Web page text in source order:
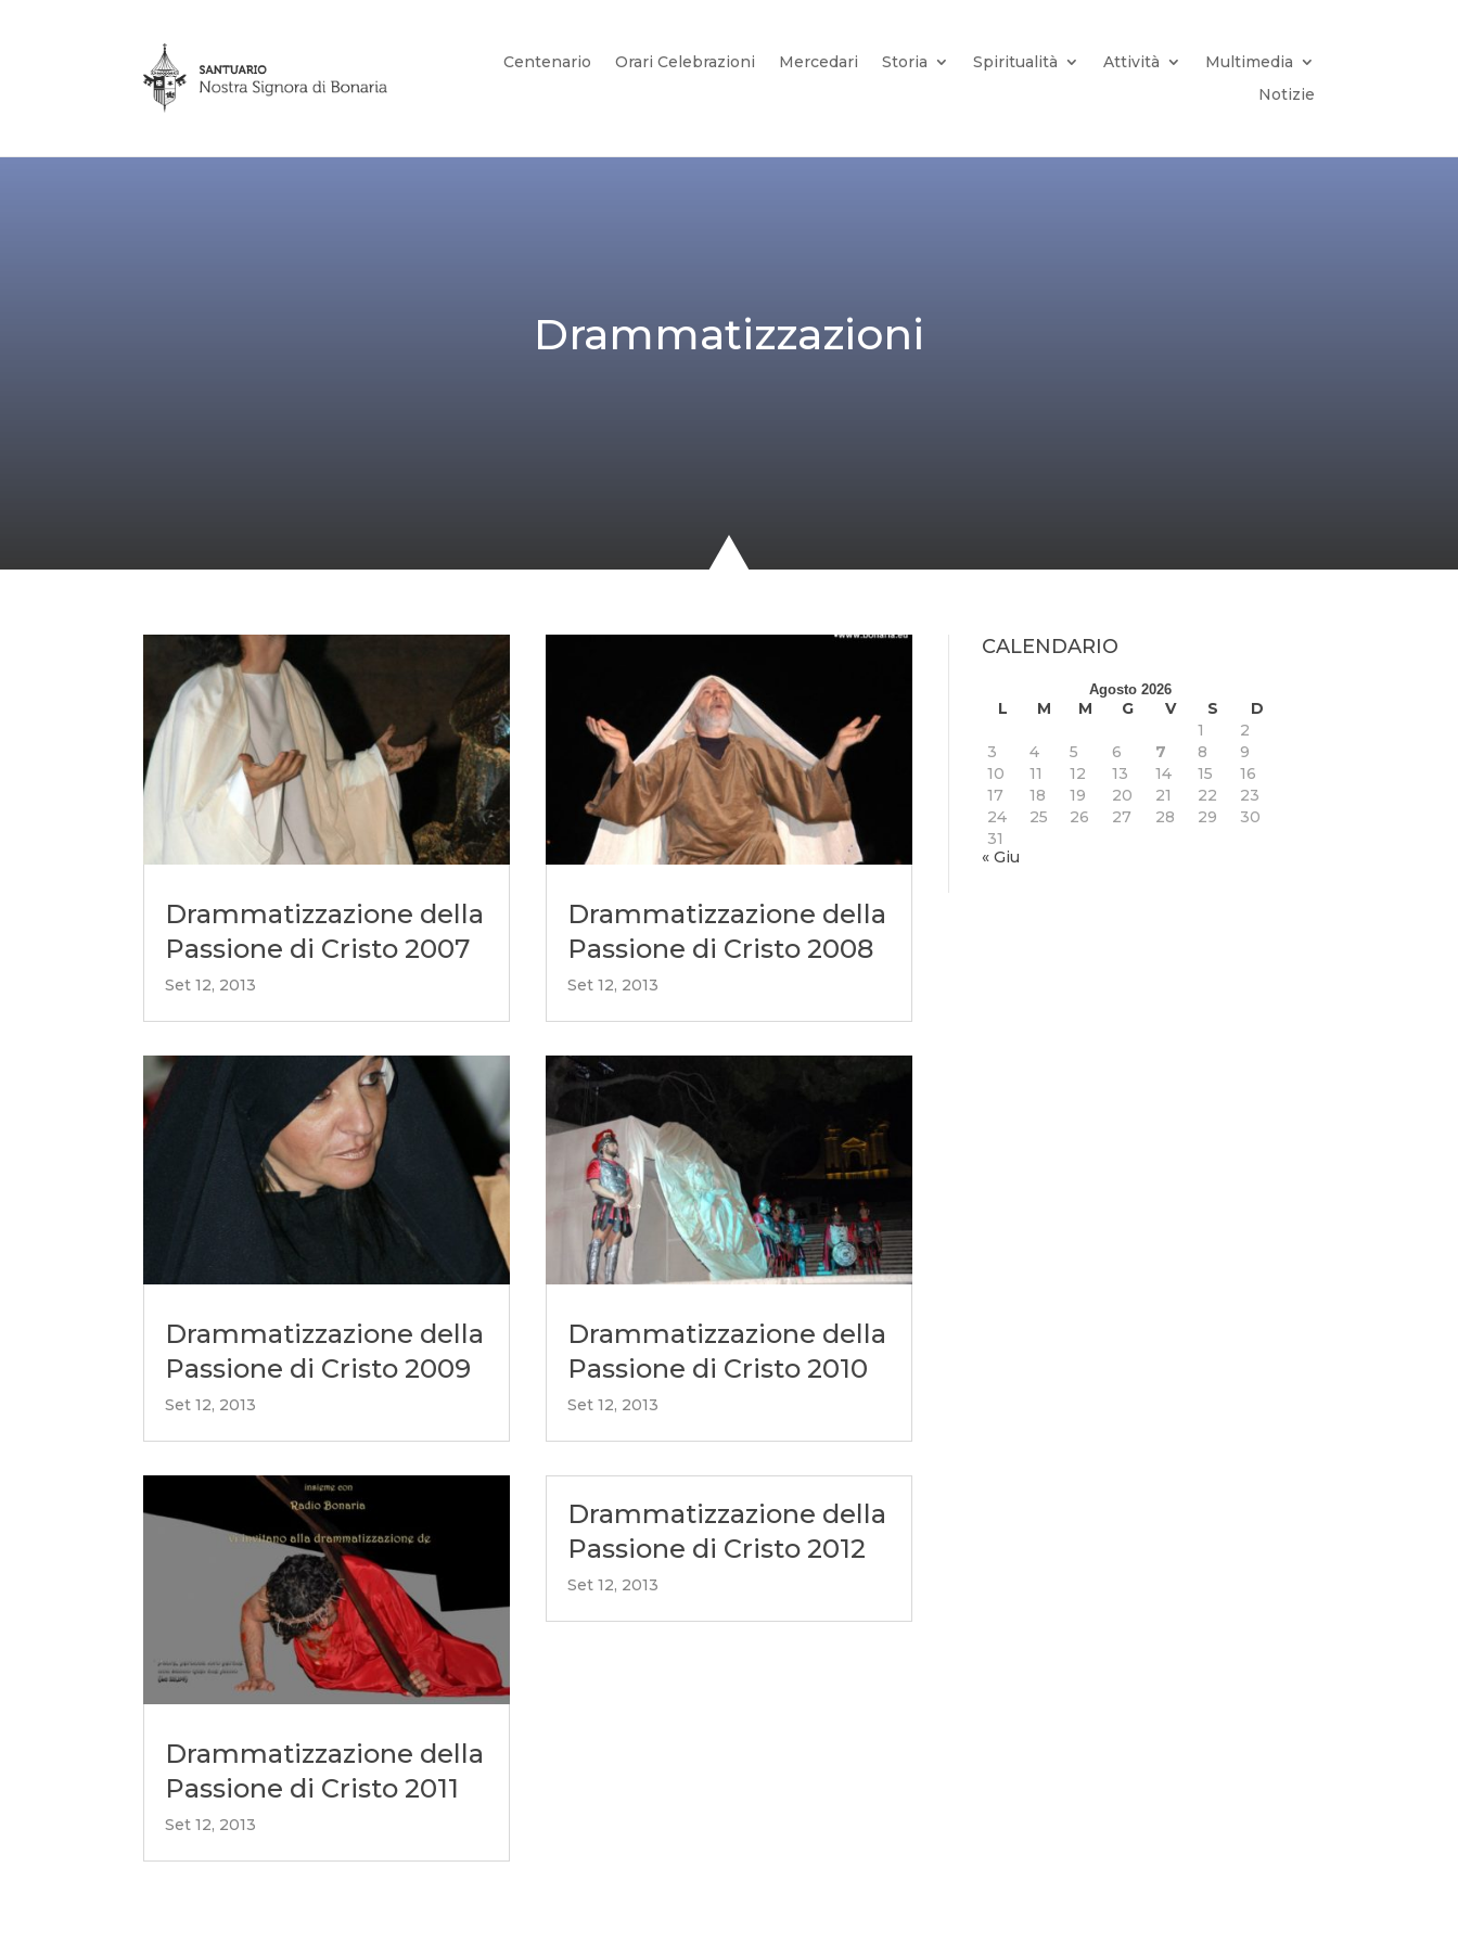
Centenario Orari Celebrazioni Mercedari Storia Spiritualità Attività
Multimedia
Notizie
Drammatizzazioni
Drammatizzazione della
Passione di Cristo 2007
Set 12, 2013
Drammatizzazione della
Passione di Cristo 2009
Set 12, 2013
Drammatizzazione della
Passione di Cristo 2011
Set 12, 2013
Drammatizzazione della
Passione di Cristo 2008
Set 12, 2013
Drammatizzazione della
Passione di Cristo 2010
Set 12, 2013
Drammatizzazione della
Passione di Cristo 2012
Set 12, 2013
CALENDARIO
Agosto 2026
L M M G V S
D
1
2
3
4 5 6 7 8
9
10
11 12 13 14 15
16
17
18 19 20 21 22
23
24
25 26 27 28 29
30
31
« Giu